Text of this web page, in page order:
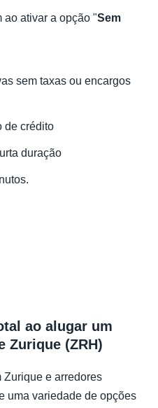
ao ativar a opção "Sem
sem taxas ou encargos
de crédito
duração
ao alugar um
Zurique (ZRH)
Zurique e arredores
uma variedade de opções